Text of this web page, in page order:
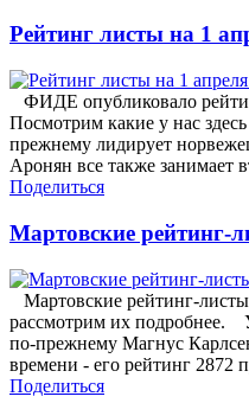
Рейтинг листы на 1
ФИДЕ опубликовало
Посмотрим какие у нас
прежнему лидирует
Аронян все также занимает
Поделиться
Мартовские рейтинг-
Мартовские рейтинг-
рассмотрим их подробнее.
по-прежнему Магнус
времени - его рейтинг 2872
Поделиться